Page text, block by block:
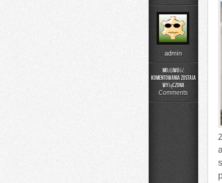
admin
Możliwość
komentowania
Domowe
została
wyłączona
Comments